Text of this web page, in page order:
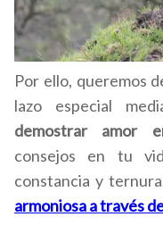
Por ello, queremos
lazo especial
demostrar amor
consejos en tu
constancia y
armoniosa a través